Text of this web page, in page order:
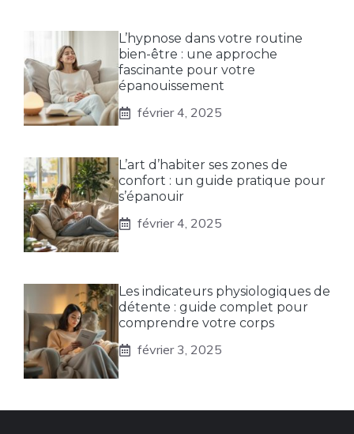
L’hypnose dans votre routine
bien-être : une approche
fascinante pour votre
épanouissement
février 4, 2025
L’art d’habiter ses zones de
confort : un guide pratique pour
s’épanouir
février 4, 2025
Les indicateurs physiologiques de
détente : guide complet pour
comprendre votre corps
février 3, 2025